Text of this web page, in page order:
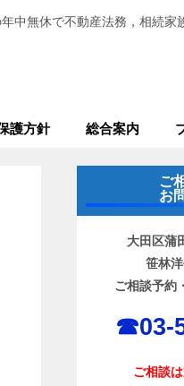
中無休で不動産法務，相続家
護方針 総合案内
ご
お
大田区蒲
笹林
ご相談予約
☎︎03-
ご相談